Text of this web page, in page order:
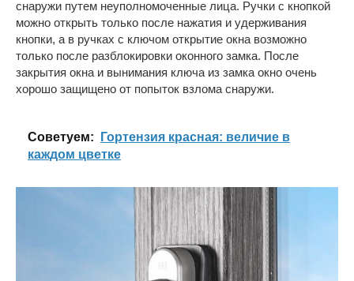
снаружи путем неуполномоченные лица. Ручки с кнопкой
можно открыть только после нажатия и удерживания
кнопки, а в ручках с ключом открытие окна возможно
только после разблокировки оконного замка. После
закрытия окна и вынимания ключа из замка окно очень
хорошо защищено от попыток взлома снаружи.
Cоветуем:
Гортензия красная: величие в
каждом цветке